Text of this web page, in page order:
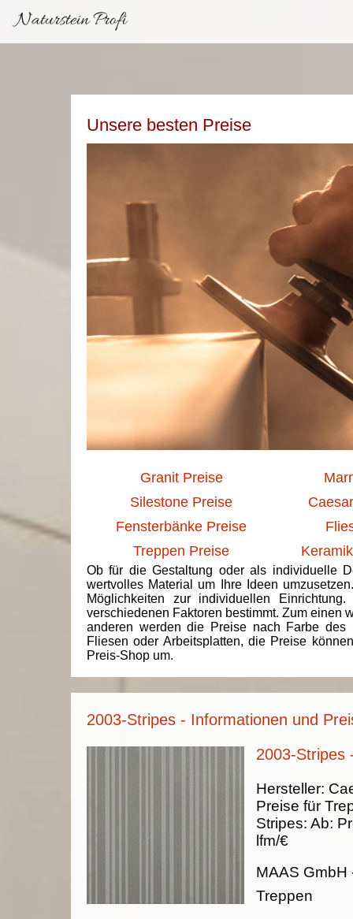
Naturstein Profi
Unsere besten Preise
Granit Preise
Silestone Preise
Fensterbänke Preise
Treppen Preise
Ob für die Gestaltung oder als individuelle
wertvolles Material um Ihre Ideen
Möglichkeiten zur individuellen
verschiedenen Faktoren bestimmt. Zum einen
anderen werden die Preise nach Farbe des
Fliesen oder Arbeitsplatten, die Preise
Preis-Shop um.
2003-Stripes - Informationen und
2003-Stripes
Hersteller:
Preise für
Stripes: Ab:
lfm/€
MAAS GmbH
Treppen